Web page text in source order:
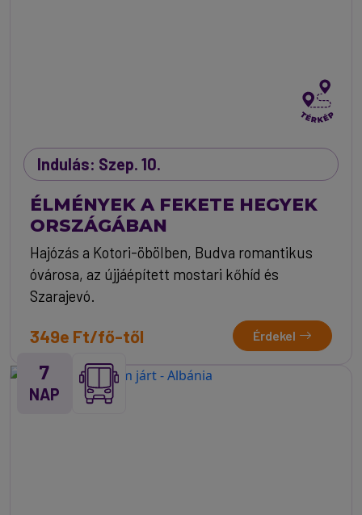
Indulás: Szep. 10.
ÉLMÉNYEK A FEKETE HEGYEK
ORSZÁGÁBAN
Hajózás a Kotori-öbölben, Budva romantikus
óvárosa, az újjáépített mostari kőhíd és
Szarajevó.
349e Ft/fő-től Érdekel
7
NAP